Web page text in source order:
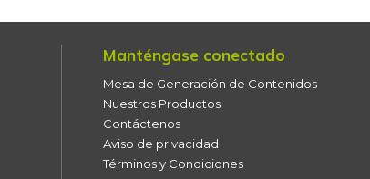
Lenteja
Limón común
Lulo
Manténgase conectado
Mesa de Generación de Contenidos
Nuestros Productos
Contáctenos
Aviso de privacidad
Términos y Condiciones